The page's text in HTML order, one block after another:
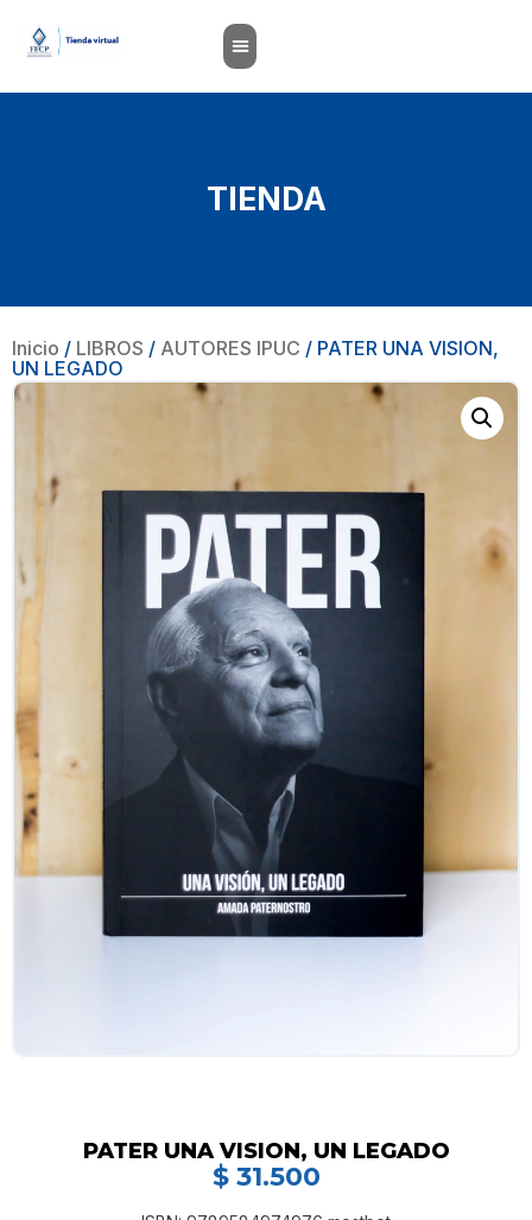
TIENDA
Inicio / LIBROS / AUTORES IPUC / PATER UNA VISION,
UN LEGADO
PATER UNA VISION, UN LEGADO
$31.500